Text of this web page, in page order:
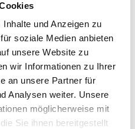
und Anzeigen zu
soziale Medien anbieten
unsere Website zu
wir Informationen zu Ihrer
an unsere Partner für
Analysen weiter. Unsere
möglicherweise mit
Sie ihnen bereitgestellt
und isst, was du in jedem
Roero unternehmen
Wetter in Echtzeit.